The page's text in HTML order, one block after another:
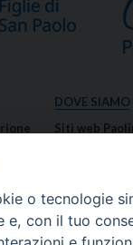
DOVE SIAMO
Siti web
Notizie dal
Notizie in
o tecnologie
e, con il tuo